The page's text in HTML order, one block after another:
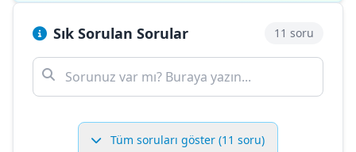
Sık Sorulan Sorular 11 soru
Tüm soruları göster (11 soru)